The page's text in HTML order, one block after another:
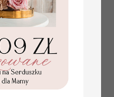
349.00 PLN